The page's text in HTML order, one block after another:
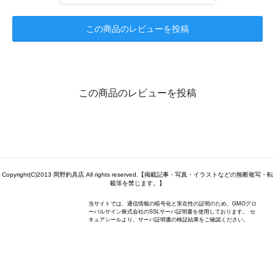
この商品のレビューを投稿
この商品のレビューを投稿
Copyright(C)2013 岡野釣具店.All rights reserved.【掲載記事・写真・イラストなどの無断複写・転
載等を禁じます。】
当サイトでは、通信情報の暗号化と実在性の証明のため、GMOグロ
ーバルサイン株式会社のSSLサーバ証明書を使用しております。 セ
キュアシールより、サーバ証明書の検証結果をご確認ください。